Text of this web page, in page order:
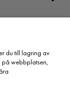
du till lagring av
på webbplatsen,